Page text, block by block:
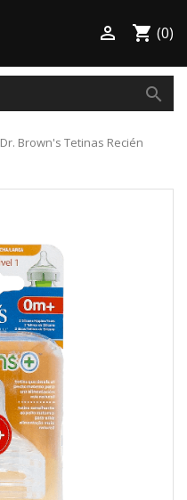
shopping_cart (0)

search
Dr. Brown's Tetinas Recién